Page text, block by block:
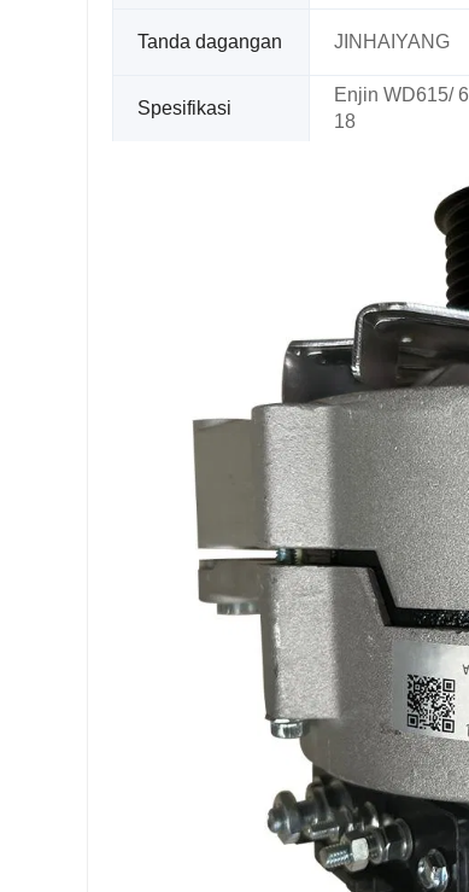
Tanda dagangan JINHAIYANG
Spesifikasi
Enjin WD615/ 6
18